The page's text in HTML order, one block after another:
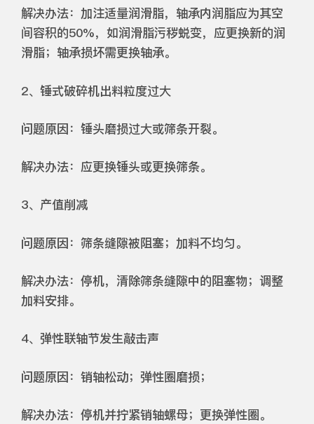
解决办法：加注适量润滑脂，轴承内润脂应为其空
间容积的50%，如润滑脂污秽蜕变，应更换新的润
滑脂；轴承损坏需更换轴承。
2、锤式破碎机出料粒度过大
问题原因：锤头磨损过大或筛条开裂。
解决办法：应更换锤头或更换筛条。
3、产值削减
问题原因：筛条缝隙被阻塞；加料不均匀。
解决办法：停机，清除筛条缝隙中的阻塞物；调整
加料安排。
4、弹性联轴节发生敲击声
问题原因：销轴松动；弹性圈磨损；
解决办法：停机并拧紧销轴螺母；更换弹性圈。